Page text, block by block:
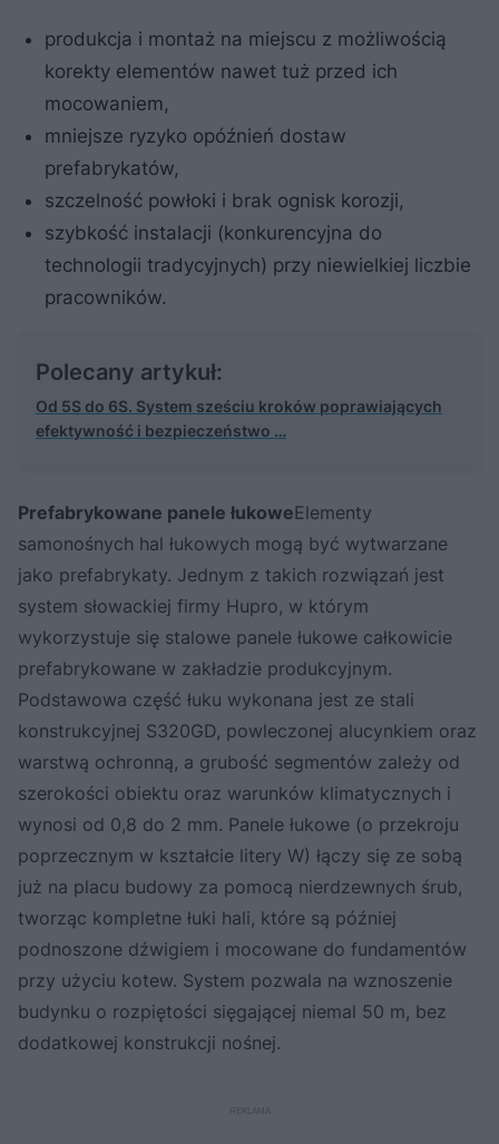
produkcja i montaż na miejscu z możliwością
korekty elementów nawet tuż przed ich
mocowaniem,
mniejsze ryzyko opóźnień dostaw
prefabrykatów,
szczelność powłoki i brak ognisk korozji,
szybkość instalacji (konkurencyjna do
technologii tradycyjnych) przy niewielkiej liczbie
pracowników.
Polecany artykuł:
Od 5S do 6S. System sześciu kroków poprawiających
efektywność i bezpieczeństwo …
Prefabrykowane panele łukoweElementy
samonośnych hal łukowych mogą być wytwarzane
jako prefabrykaty. Jednym z takich rozwiązań jest
system słowackiej firmy Hupro, w którym
wykorzystuje się stalowe panele łukowe całkowicie
prefabrykowane w zakładzie produkcyjnym.
Podstawowa część łuku wykonana jest ze stali
konstrukcyjnej S320GD, powleczonej alucynkiem oraz
warstwą ochronną, a grubość segmentów zależy od
szerokości obiektu oraz warunków klimatycznych i
wynosi od 0,8 do 2 mm. Panele łukowe (o przekroju
poprzecznym w kształcie litery W) łączy się ze sobą
już na placu budowy za pomocą nierdzewnych śrub,
tworząc kompletne łuki hali, które są później
podnoszone dźwigiem i mocowane do fundamentów
przy użyciu kotew. System pozwala na wznoszenie
budynku o rozpiętości sięgającej niemal 50 m, bez
dodatkowej konstrukcji nośnej.